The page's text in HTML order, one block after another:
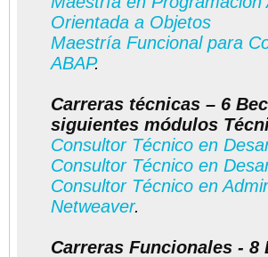
Orientada a Objetos
Maestría Funcional para
ABAP.
Carreras técnicas – 6
siguientes módulos
Consultor Técnico en
Consultor Técnico en
Consultor Técnico en
Netweaver.
Carreras Funcionales - 8